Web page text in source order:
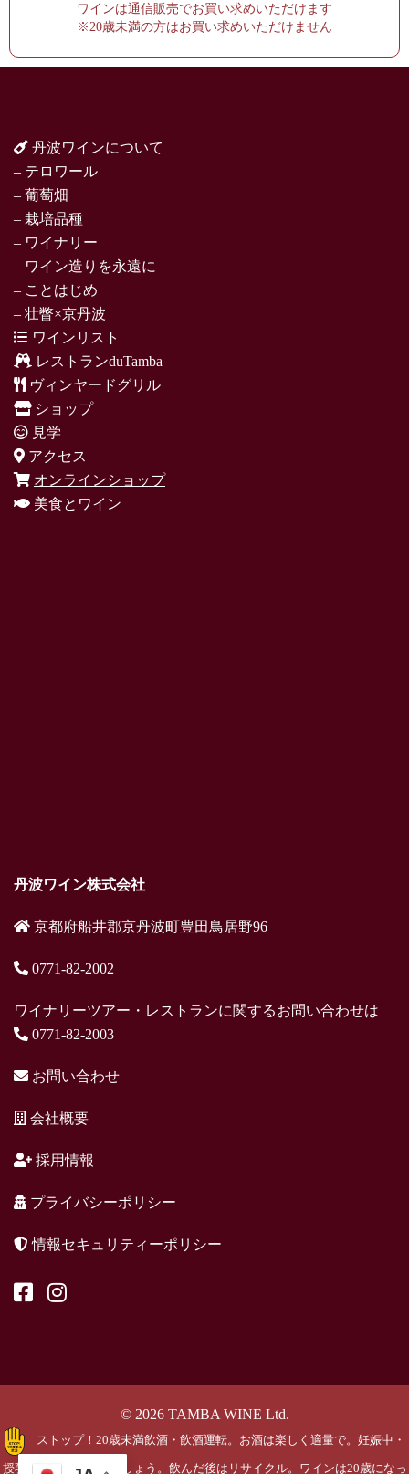
ワインは通信販売でお買い求めいただけます
※20歳未満の方はお買い求めいただけません
丹波ワインについて
– テロワール
– 葡萄畑
– 栽培品種
– ワイナリー
– ワイン造りを永遠に
– ことはじめ
– 壮瞥×京丹波
ワインリスト
レストランduTamba
ヴィンヤードグリル
ショップ
見学
アクセス
オンラインショップ
美食とワイン
丹波ワイン株式会社
京都府船井郡京丹波町豊田鳥居野96
0771-82-2002
ワイナリーツアー・レストランに関するお問い合わせは
0771-82-2003
お問い合わせ
会社概要
採用情報
プライバシーポリシー
情報セキュリティーポリシー
© 2026 TAMBA WINE Ltd.
ストップ！20歳未満飲酒・飲酒運転。お酒は楽しく適量で。妊娠中・
授乳期の飲酒はやめましょう。飲んだ後はリサイクル。ワインは20歳になっ